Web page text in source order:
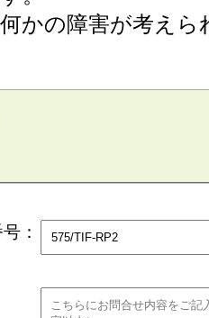
かの障害が考えら
：